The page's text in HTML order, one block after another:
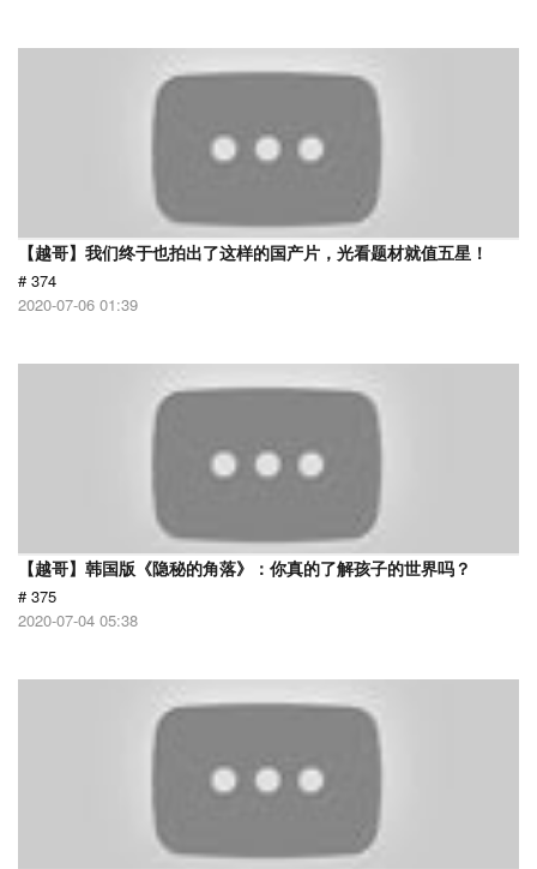
【越哥】我们终于也拍出了这样的国产片，光看题材就值五星！
# 374
2020-07-06 01:39
【越哥】韩国版《隐秘的角落》：你真的了解孩子的世界吗？
# 375
2020-07-04 05:38